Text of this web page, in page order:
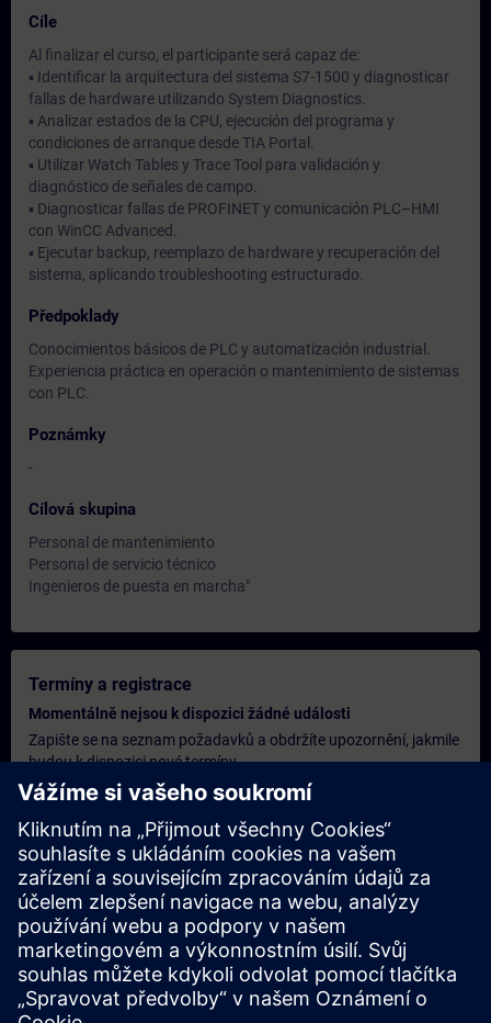
Cíle
Al finalizar el curso, el participante será capaz de:
▪ Identificar la arquitectura del sistema S7-1500 y diagnosticar
fallas de hardware utilizando System Diagnostics.
▪ Analizar estados de la CPU, ejecución del programa y
condiciones de arranque desde TIA Portal.
▪ Utilizar Watch Tables y Trace Tool para validación y
diagnóstico de señales de campo.
▪ Diagnosticar fallas de PROFINET y comunicación PLC–HMI
con WinCC Advanced.
▪ Ejecutar backup, reemplazo de hardware y recuperación del
sistema, aplicando troubleshooting estructurado.
Předpoklady
Conocimientos básicos de PLC y automatización industrial.
Experiencia práctica en operación o mantenimiento de sistemas
con PLC.
Poznámky
-
Cílová skupina
Personal de mantenimiento
Personal de servicio técnico
Ingenieros de puesta en marcha"
Termíny a registrace
Momentálně nejsou k dispozici žádné události
Zapište se na seznam požadavků a obdržíte upozornění, jakmile
budou k dispozici nové termíny.
Aktivujte službu upozornění
Personalizovaná cenová nabídka
Pokud potřebujete standardní ceníkovou nabídku pro toto
školení, například pro vaše nákupní oddělení, klikněte na odkaz
níže. Nejprve je nutné poskytnout několik osobních údajů a poté
vám bude e-mailem zaslána cenová nabídka.